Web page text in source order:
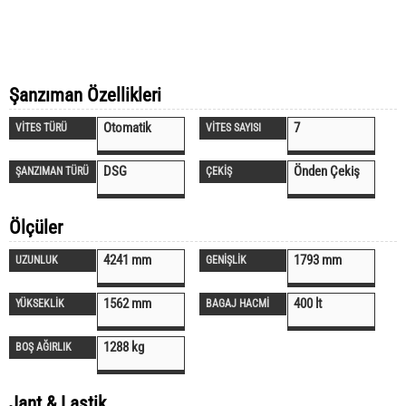
Şanzıman Özellikleri
VİTES TÜRÜ Otomatik VİTES SAYISI 7
ŞANZIMAN TÜRÜ DSG ÇEKİŞ Önden Çekiş
Ölçüler
UZUNLUK 4241 mm GENİŞLİK 1793 mm
YÜKSEKLİK 1562 mm BAGAJ HACMİ 400 lt
BOŞ AĞIRLIK 1288 kg